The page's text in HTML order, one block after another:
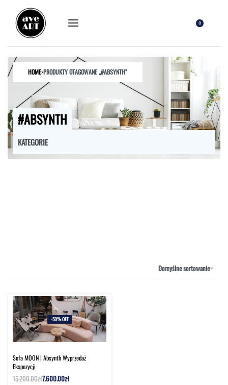
0
HOME›PRODUKTY OTAGOWANE „#ABSYNTH”
#ABSYNTH
KATEGORIE
STOŁY
SZAFKI I KOMODY
Domyślne sortowanie
-50% OFF
Sofa MOON | Absynth Wyprzedaż
Ekspozycji
15.200.00zł7.600.00zł